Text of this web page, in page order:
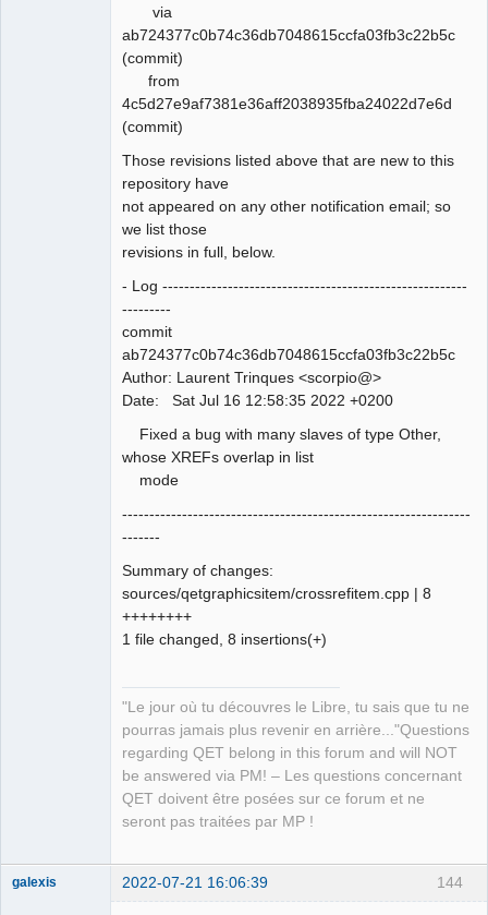
via
ab724377c0b74c36db7048615ccfa03fb3c22b5c
(commit)
from
4c5d27e9af7381e36aff2038935fba24022d7e6d
(commit)
Those revisions listed above that are new to this
repository have
not appeared on any other notification email; so
we list those
revisions in full, below.
- Log --------------------------------------------------------
---------
commit
ab724377c0b74c36db7048615ccfa03fb3c22b5c
Author: Laurent Trinques <scorpio@>
Date: Sat Jul 16 12:58:35 2022 +0200
Fixed a bug with many slaves of type Other,
whose XREFs overlap in list
mode
----------------------------------------------------------------
-------
Summary of changes:
sources/qetgraphicsitem/crossrefitem.cpp | 8
++++++++
1 file changed, 8 insertions(+)
"Le jour où tu découvres le Libre, tu sais que tu ne
pourras jamais plus revenir en arrière..."Questions
regarding QET belong in this forum and will NOT
be answered via PM! – Les questions concernant
QET doivent être posées sur ce forum et ne
seront pas traitées par MP !
144
galexis 2022-07-21 16:06:39